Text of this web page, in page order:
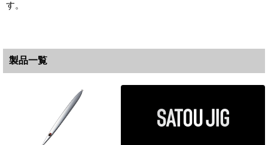
す。
製品一覧